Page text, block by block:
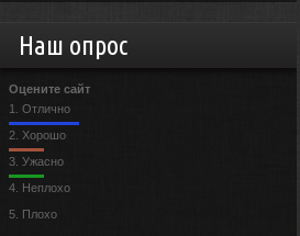
Наш опрос
Оцените сайт
1. Отлично
2. Хорошо
3. Ужасно
4. Неплохо
5. Плохо